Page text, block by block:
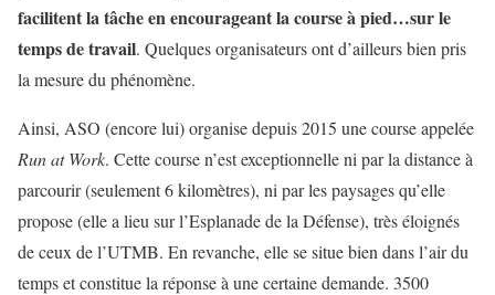
facilitent la tâche en encourageant la course à pied…sur le
temps de travail. Quelques organisateurs ont d’ailleurs bien pris
la mesure du phénomène.
Ainsi, ASO (encore lui) organise depuis 2015 une course appelée
Run at Work. Cette course n’est exceptionnelle ni par la distance à
parcourir (seulement 6 kilomètres), ni par les paysages qu’elle
propose (elle a lieu sur l’Esplanade de la Défense), très éloignés
de ceux de l’UTMB. En revanche, elle se situe bien dans l’air du
temps et constitue la réponse à une certaine demande. 3500